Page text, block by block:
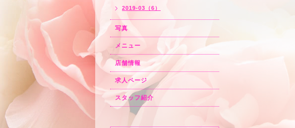
2019-03（6）
写真
メニュー
店舗情報
求人ページ
スタッフ紹介